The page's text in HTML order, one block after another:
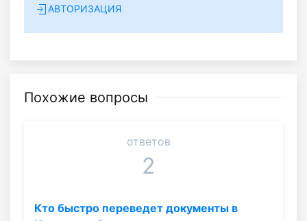
АВТОРИЗАЦИЯ
Похожие вопросы
ответов
2
Кто быстро переведет документы в